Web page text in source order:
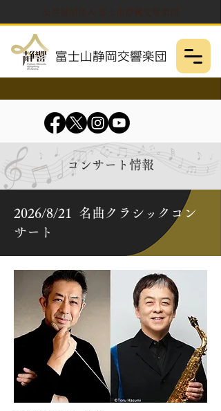
コンサート情報
2026/8/21 名曲クラシックコン
サート